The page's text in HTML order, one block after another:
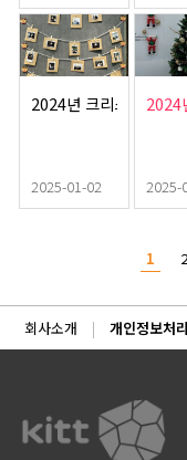
변화에 선제적
으로 대응하
고, 영업 직군
의 전문성을
하고자 특별한
하며 한국아이
티진흥 임직원
분들께서
'2025년 호우
피해 이재민
도 사회에 좋
은 영향을 미
겠습니다.
2024년 크리스마스 시
2025-01-02
2024
2025-
1 2
회사소개 개인정보처